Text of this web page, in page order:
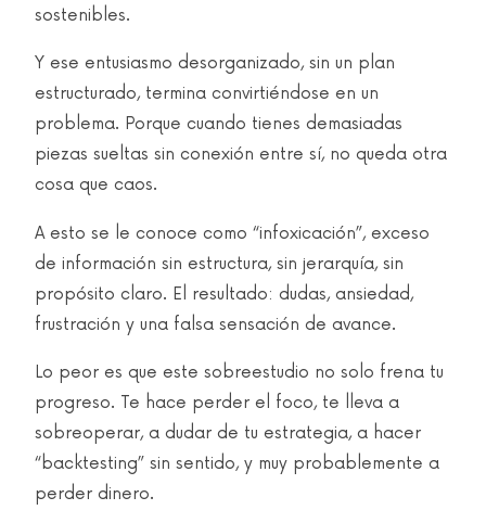
sostenibles.
Y ese entusiasmo desorganizado, sin un plan
estructurado, termina convirtiéndose en un
problema. Porque cuando tienes demasiadas
piezas sueltas sin conexión entre sí, no queda otra
cosa que caos.
A esto se le conoce como “infoxicación”, exceso
de información sin estructura, sin jerarquía, sin
propósito claro. El resultado: dudas, ansiedad,
frustración y una falsa sensación de avance.
Lo peor es que este sobreestudio no solo frena tu
progreso. Te hace perder el foco, te lleva a
sobreoperar, a dudar de tu estrategia, a hacer
“backtesting” sin sentido, y muy probablemente a
perder dinero.